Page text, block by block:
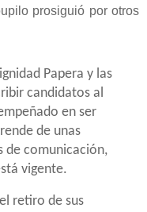
prosiguió por otros
Papera y las
candidatos al
en ser
de unas
de comunicación,
vigente.
retiro de sus